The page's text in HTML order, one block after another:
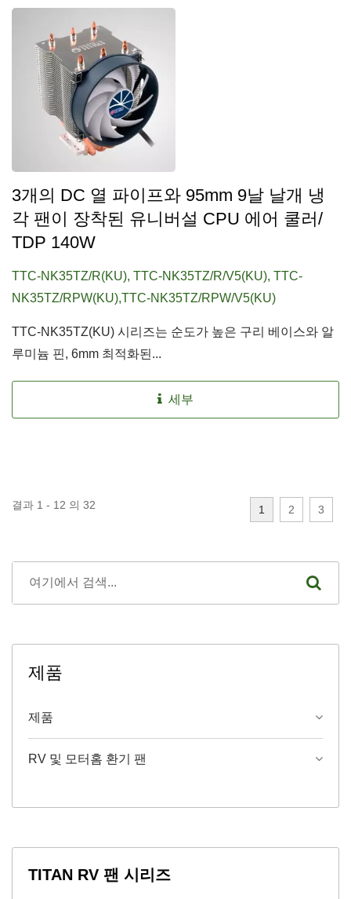
3개의 DC 열 파이프와 95mm 9날 날개 냉
각 팬이 장착된 유니버설 CPU 에어 쿨러/
TDP 140W
TTC-NK35TZ/R(KU), TTC-NK35TZ/R/V5(KU), TTC-
NK35TZ/RPW(KU),TTC-NK35TZ/RPW/V5(KU)
TTC-NK35TZ(KU) 시리즈는 순도가 높은 구리 베이스와 알
루미늄 핀, 6mm 최적화된...
세부
결과 1 - 12 의 32 1 2 3
제품
제품
RV 및 모터홈 환기 팬
TITAN RV 팬 시리즈